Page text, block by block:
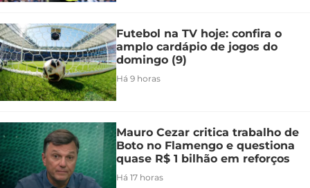
Futebol na TV hoje: confira o
amplo cardápio de jogos do
domingo (9)
Há 9 horas
Mauro Cezar critica trabalho de
Boto no Flamengo e questiona
quase R$ 1 bilhão em reforços
Há 17 horas